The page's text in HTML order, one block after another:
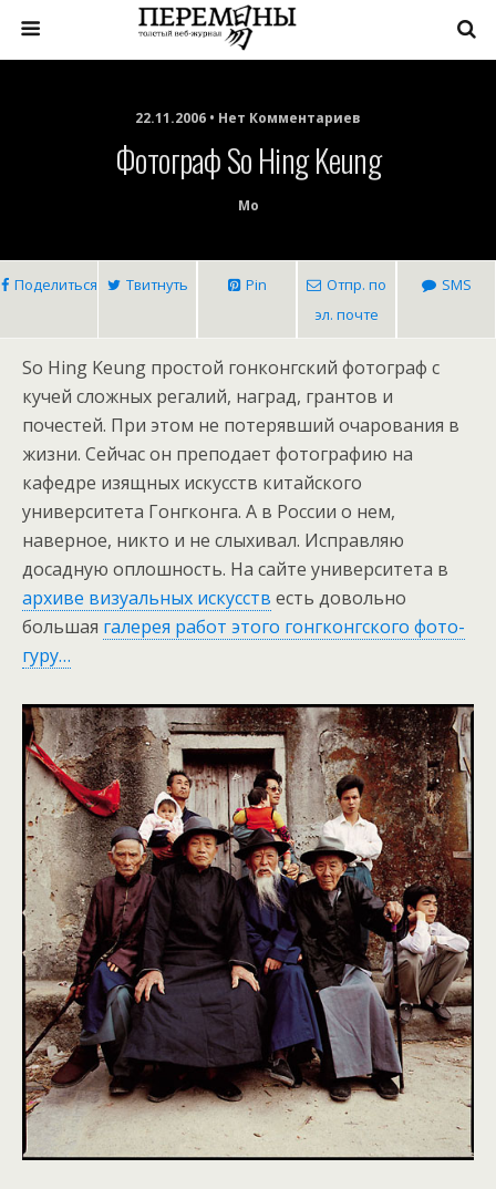
22.11.2006 • Нет Комментариев
Фотограф So Hing Keung
Mo
Поделиться Твитнуть Pin
Отпр. по
эл. почте
SMS
So Hing Keung простой гонконгский фотограф с
кучей сложных регалий, наград, грантов и
почестей. При этом не потерявший очарования в
жизни. Сейчас он преподает фотографию на
кафедре изящных искусств китайского
университета Гонгконга. А в России о нем,
наверное, никто и не слыхивал. Исправляю
досадную оплошность. На сайте университета в
архиве визуальных искусств есть довольно
большая галерея работ этого гонгконгского фото-
гуру…